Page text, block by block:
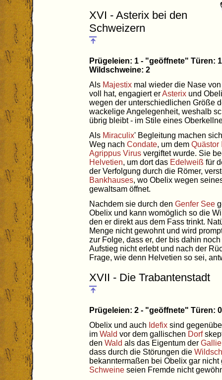
XVI - Asterix bei den
Schweizern
Prügeleien: 1 - "geöffnete" Türen:
Wildschweine: 2
Als Majestix mal wieder die Nase
voll hat, engagiert erAsterix und
wegen der unterschiedlichen Größe
wackelige Angelegenheit, weshalb
übrig bleibt - im Stile eines
Als Miraculix' Begleitung machen
Weg nach Condate, um dem Quästor
Agrippus Virus vergiftet wurde. Sie
Helvetien, um dort das Edelweiß für
der Verfolgung durch die Römer,
Bankhauses, wo Obelix wegen
gewaltsam öffnet.
Nachdem sie durch den Genfer See
Obelix und kann womöglich so die
den er direkt aus dem Fass trinkt.
Menge nicht gewohnt und wird
zur Folge, dass er, der bis dahin
Aufstieg nicht erlebt und nach der
Frage, wie denn Helvetien so sei,
XVII - Die Trabantenstadt
Prügeleien: 2 - "geöffnete" Türen:
Obelix und auch Idefix sind
im Wald vor dem gallischen Dorf
den Wald als das Eigentum der
dass durch die Störungen die
bekanntermaßen bei Obelix gar
Schweine seien Fremde nicht